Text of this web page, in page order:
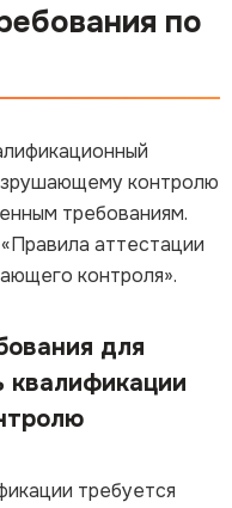
по
контролю
требованиям.
аттестации
контроля».
для
квалификации
требуется